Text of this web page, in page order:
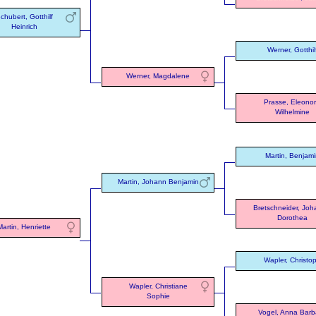
Gotthilf
Heinrich
Werner, Magdalene
Werner,
Prasse,
Wilhelmine
Henriette
Martin, Johann Benjamin
Martin,
Bretschneider,
Dorothea
Wapler, Christiane
Sophie
Wapler,
Vogel, Anna